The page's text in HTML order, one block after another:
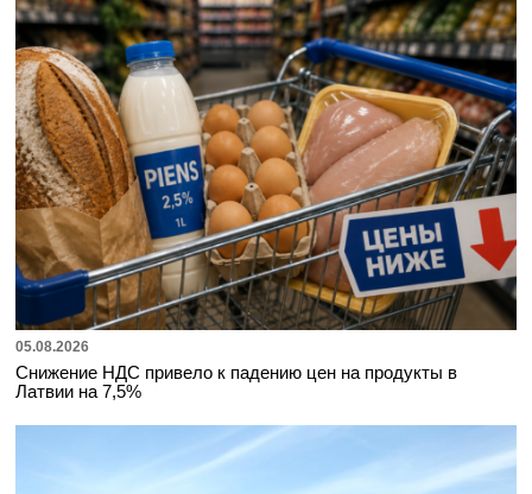
05.08.2026
Снижение НДС привело к падению цен на продукты в
Латвии на 7,5%